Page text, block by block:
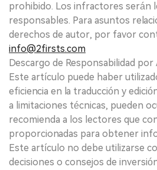
prohibido. Los infractores serán
responsables. Para asuntos
derechos de autor, por favor
info@2firsts.com
Descargo de Responsabilidad por
Este artículo puede haber
eficiencia en la traducción y
a limitaciones técnicas, pueden
recomienda a los lectores que
proporcionadas para obtener
Este artículo no debe utilizarse
decisiones o consejos de